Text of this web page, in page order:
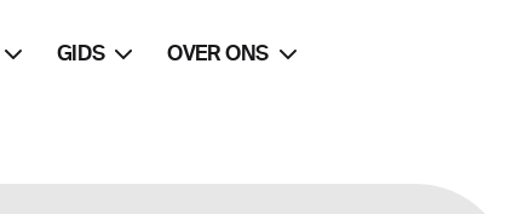
GIDS OVER ONS